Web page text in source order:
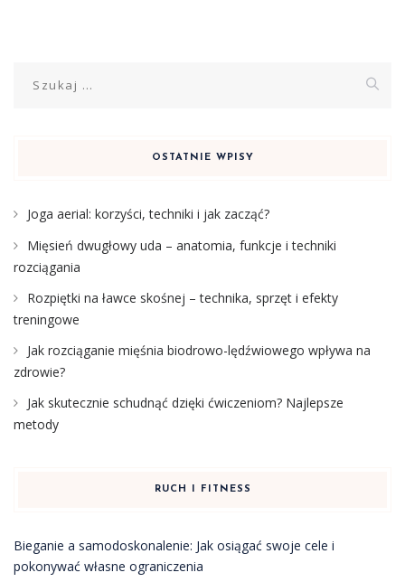
OSTATNIE WPISY
Joga aerial: korzyści, techniki i jak zacząć?
Mięsień dwugłowy uda – anatomia, funkcje i techniki
rozciągania
Rozpiętki na ławce skośnej – technika, sprzęt i efekty
treningowe
Jak rozciąganie mięśnia biodrowo-lędźwiowego wpływa na
zdrowie?
Jak skutecznie schudnąć dzięki ćwiczeniom? Najlepsze
metody
RUCH I FITNESS
Bieganie a samodoskonalenie: Jak osiągać swoje cele i
pokonywać własne ograniczenia